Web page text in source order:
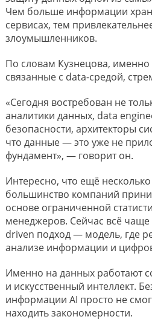
Чем больше информации
сервисах, тем
злоумышленников.
По словам Кузнецова,
связанные с data-средой,
«Сегодня востребован не
аналитики данных, data
безопасности, архитекторы
что данные — это уже не
фундамент», — говорит он.
Интересно, что ещё
большинство компаний
основе ограниченной
менеджеров. Сейчас всё чаще
driven подход — модель, где
анализе информации и
Именно на данных работают
и искусственный интеллект.
информации AI просто не
находить закономерности.